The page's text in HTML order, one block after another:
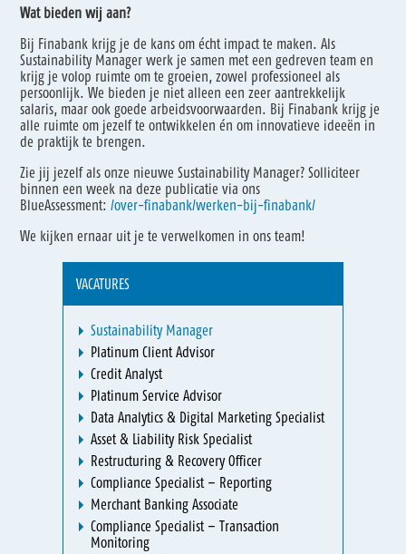
Wat bieden wij aan?
Bij Finabank krijg je de kans om écht impact te maken. Als
Sustainability Manager werk je samen met een gedreven team en
krijg je volop ruimte om te groeien, zowel professioneel als
persoonlijk. We bieden je niet alleen een zeer aantrekkelijk
salaris, maar ook goede arbeidsvoorwaarden. Bij Finabank krijg je
alle ruimte om jezelf te ontwikkelen én om innovatieve ideeën in
de praktijk te brengen.
Zie jij jezelf als onze nieuwe Sustainability Manager? Solliciteer
binnen een week na deze publicatie via ons
BlueAssessment:/over-finabank/werken-bij-finabank/
We kijken ernaar uit je te verwelkomen in ons team!
VACATURES
Sustainability Manager
Platinum Client Advisor
Credit Analyst
Platinum Service Advisor
Data Analytics & Digital Marketing Specialist
Asset & Liability Risk Specialist
Restructuring & Recovery Officer
Compliance Specialist – Reporting
Merchant Banking Associate
Compliance Specialist – Transaction
Monitoring